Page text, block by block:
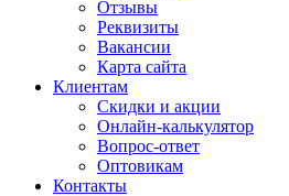
Отзывы
Реквизиты
Вакансии
Карта сайта
Клиентам
Скидки и акции
Онлайн-калькулятор
Вопрос-ответ
Оптовикам
Контакты